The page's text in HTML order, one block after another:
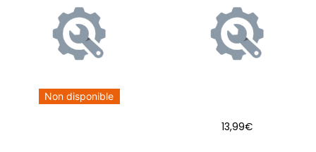
Non disponible
13,99€